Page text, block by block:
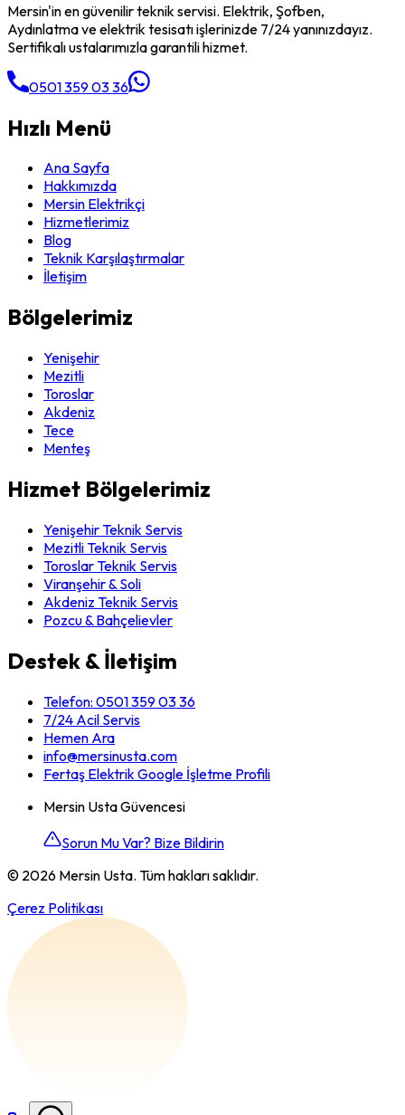
Mersin'in en güvenilir teknik servisi. Elektrik, Şofben,
Aydınlatma ve elektrik tesisatı işlerinizde 7/24 yanınızdayız.
Sertifikalı ustalarımızla garantili hizmet.
0501 359 03 36
Hızlı Menü
Ana Sayfa
Hakkımızda
Mersin Elektrikçi
Hizmetlerimiz
Blog
Teknik Karşılaştırmalar
İletişim
Bölgelerimiz
Yenişehir
Mezitli
Toroslar
Akdeniz
Tece
Menteş
Hizmet Bölgelerimiz
Yenişehir Teknik Servis
Mezitli Teknik Servis
Toroslar Teknik Servis
Viranşehir & Soli
Akdeniz Teknik Servis
Pozcu & Bahçelievler
Destek & İletişim
Telefon: 0501 359 03 36
7/24 Acil Servis
Hemen Ara
info@mersinusta.com
Fertaş Elektrik Google İşletme Profili
Mersin Usta Güvencesi
Sorun Mu Var? Bize Bildirin
© 2026 Mersin Usta. Tüm hakları saklıdır.
Çerez Politikası